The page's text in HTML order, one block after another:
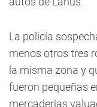
La policía
menos otros tres
la misma zona y
fueron pequeñas
mercaderías